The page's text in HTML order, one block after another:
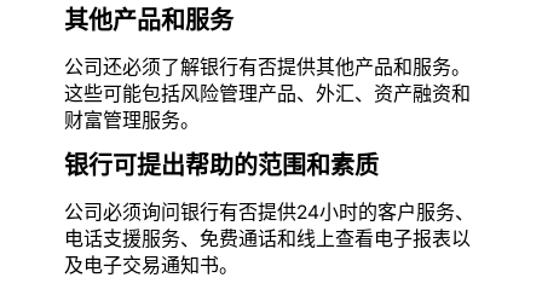
其他产品和服务
公司还必须了解银行有否提供其他产品和服务。
这些可能包括风险管理产品、外汇、资产融资和
财富管理服务。
银行可提出帮助的范围和素质
公司必须询问银行有否提供24小时的客户服务、
电话支援服务、免费通话和线上查看电子报表以
及电子交易通知书。